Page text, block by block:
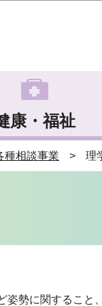
康・福祉
種相談事業 理
勢に関すること